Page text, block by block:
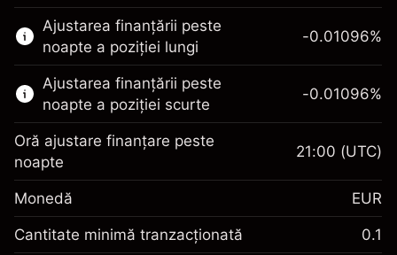
Această piață financiară este disponibilă
pentru tranzacționarea CFD-urilor.
Aflați mai multe despre:
CFD-uri
Ajustarea finanțării peste
noapte a poziției lungi
Marja. Investiția Dvs.
€1,000.00
Ajustare finanțare peste
noapte
-0.01096%
Ajustarea finanțării peste
noapte a poziției scurte
-0.01096%
Oră ajustare finanțare peste
noapte
21:00 (UTC)
Monedă EUR
Cantitate minimă tranzacționată 0.1